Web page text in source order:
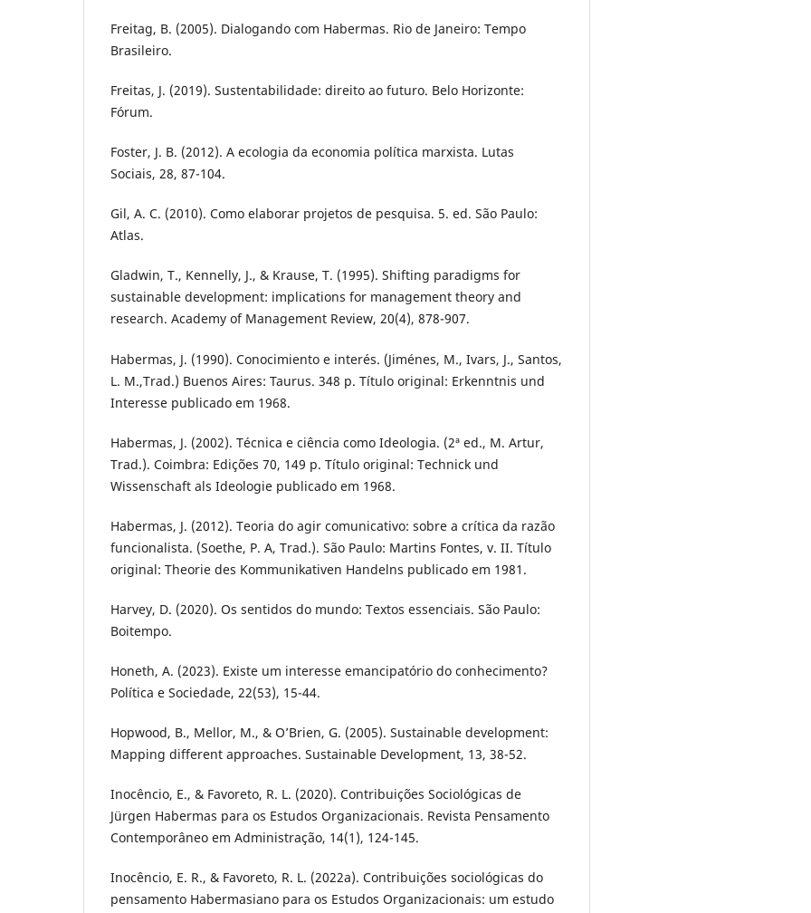
Freitag, B. (2005). Dialogando com Habermas. Rio de Janeiro: Tempo
Brasileiro.
Freitas, J. (2019). Sustentabilidade: direito ao futuro. Belo Horizonte:
Fórum.
Foster, J. B. (2012). A ecologia da economia política marxista. Lutas
Sociais, 28, 87-104.
Gil, A. C. (2010). Como elaborar projetos de pesquisa. 5. ed. São Paulo:
Atlas.
Gladwin, T., Kennelly, J., & Krause, T. (1995). Shifting paradigms for
sustainable development: implications for management theory and
research. Academy of Management Review, 20(4), 878-907.
Habermas, J. (1990). Conocimiento e interés. (Jiménes, M., Ivars, J., Santos,
L. M.,Trad.) Buenos Aires: Taurus. 348 p. Título original: Erkenntnis und
Interesse publicado em 1968.
Habermas, J. (2002). Técnica e ciência como Ideologia. (2ª ed., M. Artur,
Trad.). Coimbra: Edições 70, 149 p. Título original: Technick und
Wissenschaft als Ideologie publicado em 1968.
Habermas, J. (2012). Teoria do agir comunicativo: sobre a crítica da razão
funcionalista. (Soethe, P. A, Trad.). São Paulo: Martins Fontes, v. II. Título
original: Theorie des Kommunikativen Handelns publicado em 1981.
Harvey, D. (2020). Os sentidos do mundo: Textos essenciais. São Paulo:
Boitempo.
Honeth, A. (2023). Existe um interesse emancipatório do conhecimento?
Política e Sociedade, 22(53), 15-44.
Hopwood, B., Mellor, M., & O’Brien, G. (2005). Sustainable development:
Mapping different approaches. Sustainable Development, 13, 38-52.
Inocêncio, E., & Favoreto, R. L. (2020). Contribuições Sociológicas de
Jürgen Habermas para os Estudos Organizacionais. Revista Pensamento
Contemporâneo em Administração, 14(1), 124-145.
Inocêncio, E. R., & Favoreto, R. L. (2022a). Contribuições sociológicas do
pensamento Habermasiano para os Estudos Organizacionais: um estudo